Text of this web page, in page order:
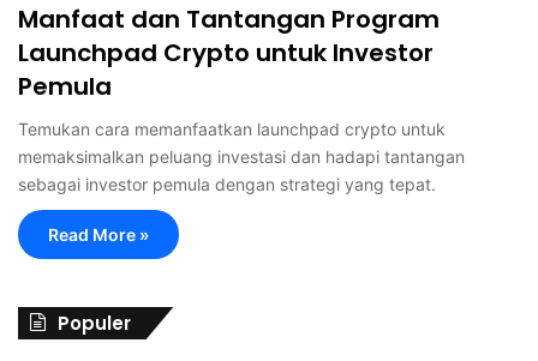
Manfaat dan Tantangan Program
Launchpad Crypto untuk Investor
Pemula
Temukan cara memanfaatkan launchpad crypto untuk
memaksimalkan peluang investasi dan hadapi tantangan
sebagai investor pemula dengan strategi yang tepat.
Read More »
Populer